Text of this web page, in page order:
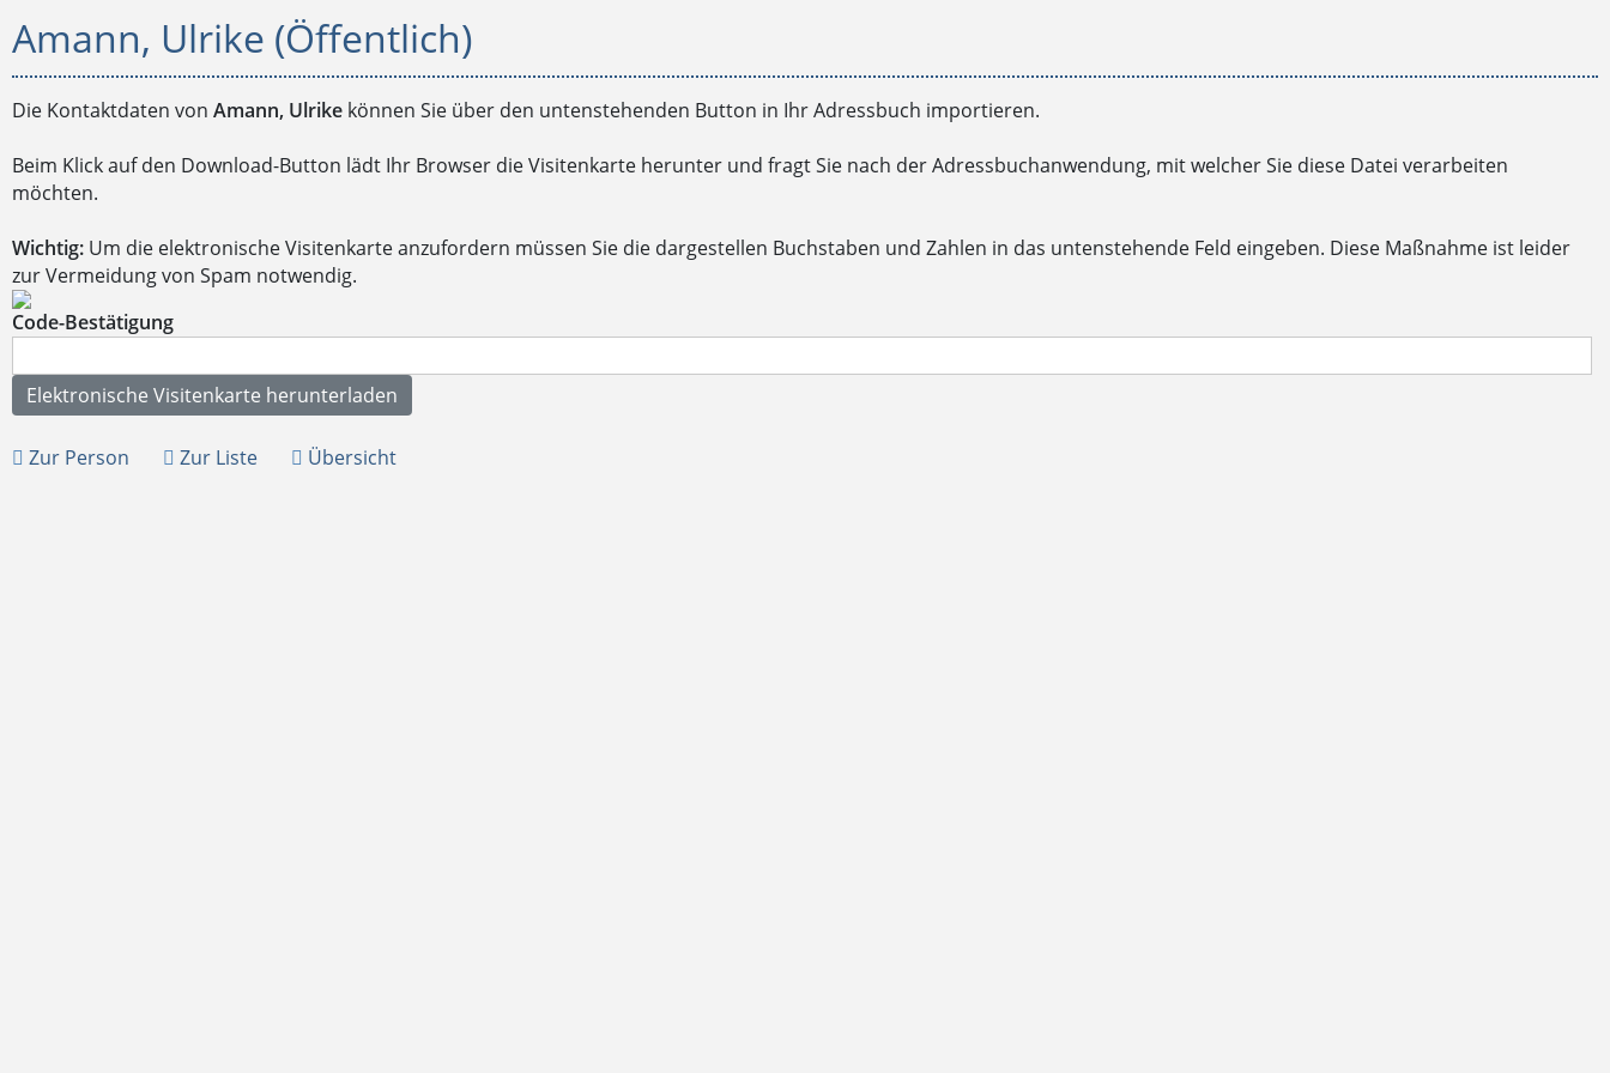
Amann, Ulrike (Öffentlich)
Die Kontaktdaten von Amann, Ulrike können Sie über den untenstehenden Button in Ihr Adressbuch importieren.
Beim Klick auf den Download-Button lädt Ihr Browser die Visitenkarte herunter und fragt Sie nach der Adressbuchanwendung, mit welcher Sie diese Datei verarbeiten
möchten.
Wichtig: Um die elektronische Visitenkarte anzufordern müssen Sie die dargestellen Buchstaben und Zahlen in das untenstehende Feld eingeben. Diese Maßnahme ist leider
zur Vermeidung von Spam notwendig.
Code-Bestätigung
Zur Person Zur Liste Übersicht